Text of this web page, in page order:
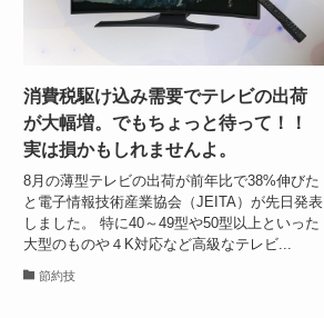
消費税駆け込み需要でテレビの出荷
が大幅増。でもちょっと待って！！
実は損かもしれませんよ。
8月の薄型テレビの出荷が前年比で38%伸びた
と電子情報技術産業協会（JEITA）が先日発表
しました。 特に40～49型や50型以上といった
大型のものや４K対応など高級なテレビ...
節約技